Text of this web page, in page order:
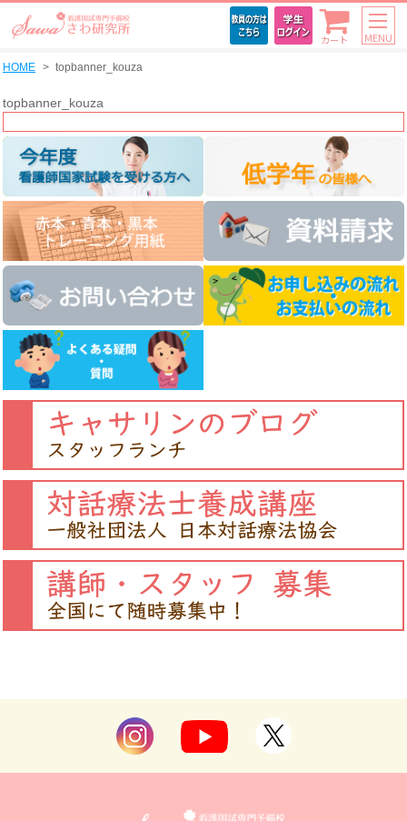
カート MENU
HOME topbanner_kouza
topbanner_kouza